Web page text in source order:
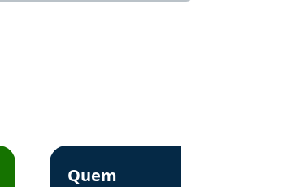
Concursos em depoimento
Estudante Alessandra recomenda o Aprova
Quem